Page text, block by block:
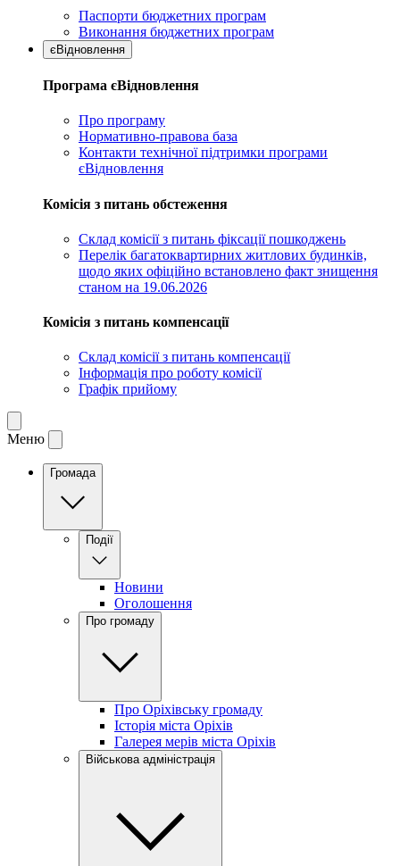
Паспорти бюджетних програм
Виконання бюджетних програм
єВідновлення
Програма єВідновлення
Про програму
Нормативно-правова база
Контакти технічної підтримки програми
єВідновлення
Комісія з питань обстеження
Склад комісії з питань фіксації пошкоджень
Перелік багатоквартирних житлових будинків,
щодо яких офіційно встановлено факт знищення
станом на 19.06.2026
Комісія з питань компенсації
Склад комісії з питань компенсації
Інформація про роботу комісії
Графік прийому
Меню
Громада
Події
Новини
Оголошення
Про громаду
Про Оріхівську громаду
Історія міста Оріхів
Галерея мерів міста Оріхів
Військова адміністрація